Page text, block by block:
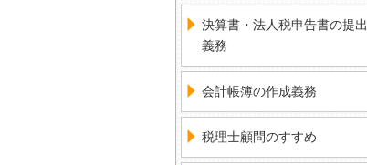
決算書・法人税申告書の提出
義務
会計帳簿の作成義務
税理士顧問のすすめ